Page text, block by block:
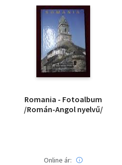
Romania - Fotoalbum
/Román-Angol nyelvű/
Online ár: